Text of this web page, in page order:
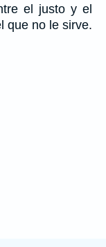
el justo y el
que no le sirve.